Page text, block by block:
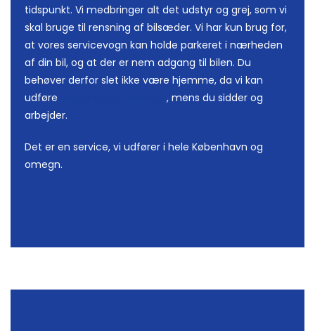
tidspunkt. Vi medbringer alt det udstyr og grej, som vi
skal bruge til rensning af bilsæder. Vi har kun brug for,
at vores servicevogn kan holde parkeret i nærheden
af din bil, og at der er nem adgang til bilen. Du
behøver derfor slet ikke være hjemme, da vi kan
udføre
, mens du sidder og
arbejder.
Det er en service, vi udfører i hele København og
omegn.